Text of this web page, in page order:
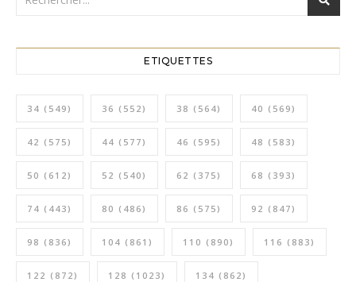
ETIQUETTES
34 (549) 36 (552) 38 (564) 40 (569)
42 (575) 44 (577) 46 (595) 48 (583)
50 (612) 52 (540) 62 (375) 68 (393)
74 (443) 80 (486) 86 (575) 92 (847)
98 (836) 104 (861) 110 (890) 116 (883)
122 (872) 128 (1023) 134 (862)